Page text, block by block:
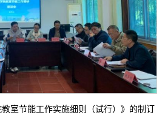
室节能工作实施细则（试行）》的制订